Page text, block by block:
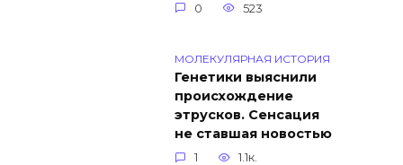
0 523
МОЛЕКУЛЯРНАЯ ИСТОРИЯ
Генетики выяснили
происхождение
этрусков. Сенсация
не ставшая новостью
1 1.1к.